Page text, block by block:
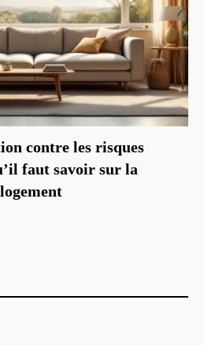
contre les risques
faut savoir sur la